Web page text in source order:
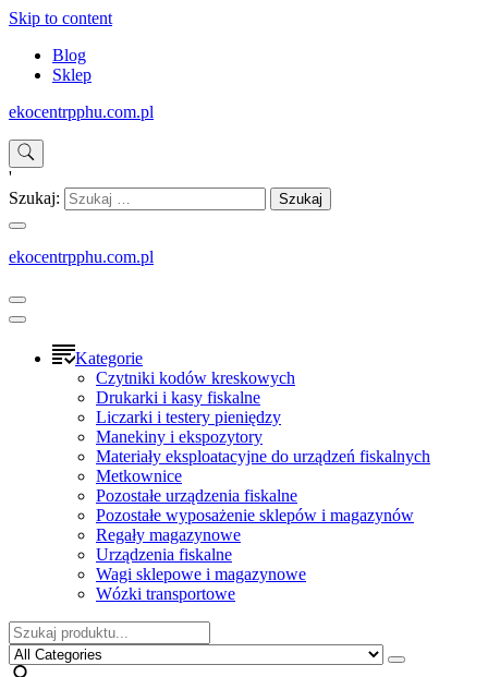
Skip to content
Blog
Sklep
ekocentrpphu.com.pl
'
Szukaj:
ekocentrpphu.com.pl
Kategorie
Czytniki kodów kreskowych
Drukarki i kasy fiskalne
Liczarki i testery pieniędzy
Manekiny i ekspozytory
Materiały eksploatacyjne do urządzeń fiskalnych
Metkownice
Pozostałe urządzenia fiskalne
Pozostałe wyposażenie sklepów i magazynów
Regały magazynowe
Urządzenia fiskalne
Wagi sklepowe i magazynowe
Wózki transportowe